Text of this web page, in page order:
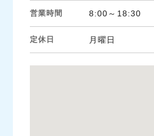
営業時間 8:00～18:30
定休日 月曜日